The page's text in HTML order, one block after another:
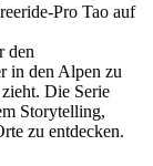
Pro Tao auf
den
in den Alpen zu
Die Serie
Storytelling,
zu entdecken.